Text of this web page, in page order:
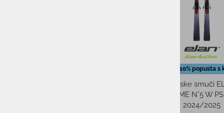
AS CENA: 39,00
Najnižja cena v 30 dneh